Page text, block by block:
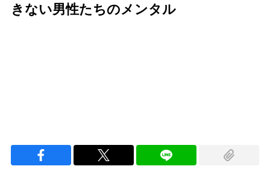
きない男性たちのメンタル